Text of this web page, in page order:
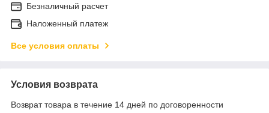
Безналичный расчет
Наложенный платеж
Все условия оплаты
Условия возврата
Возврат товара в течение 14 дней по договоренности